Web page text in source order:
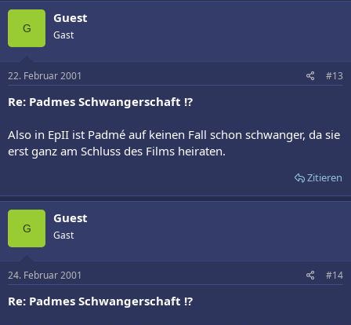
G
Guest
Gast
22. Februar 2001 #13
Re: Padmes Schwangerschaft !?
Also in EpII ist Padmé auf keinen Fall schon schwanger, da sie
erst ganz am Schluss des Films heiraten.
Zitieren
G
Guest
Gast
24. Februar 2001 #14
Re: Padmes Schwangerschaft !?